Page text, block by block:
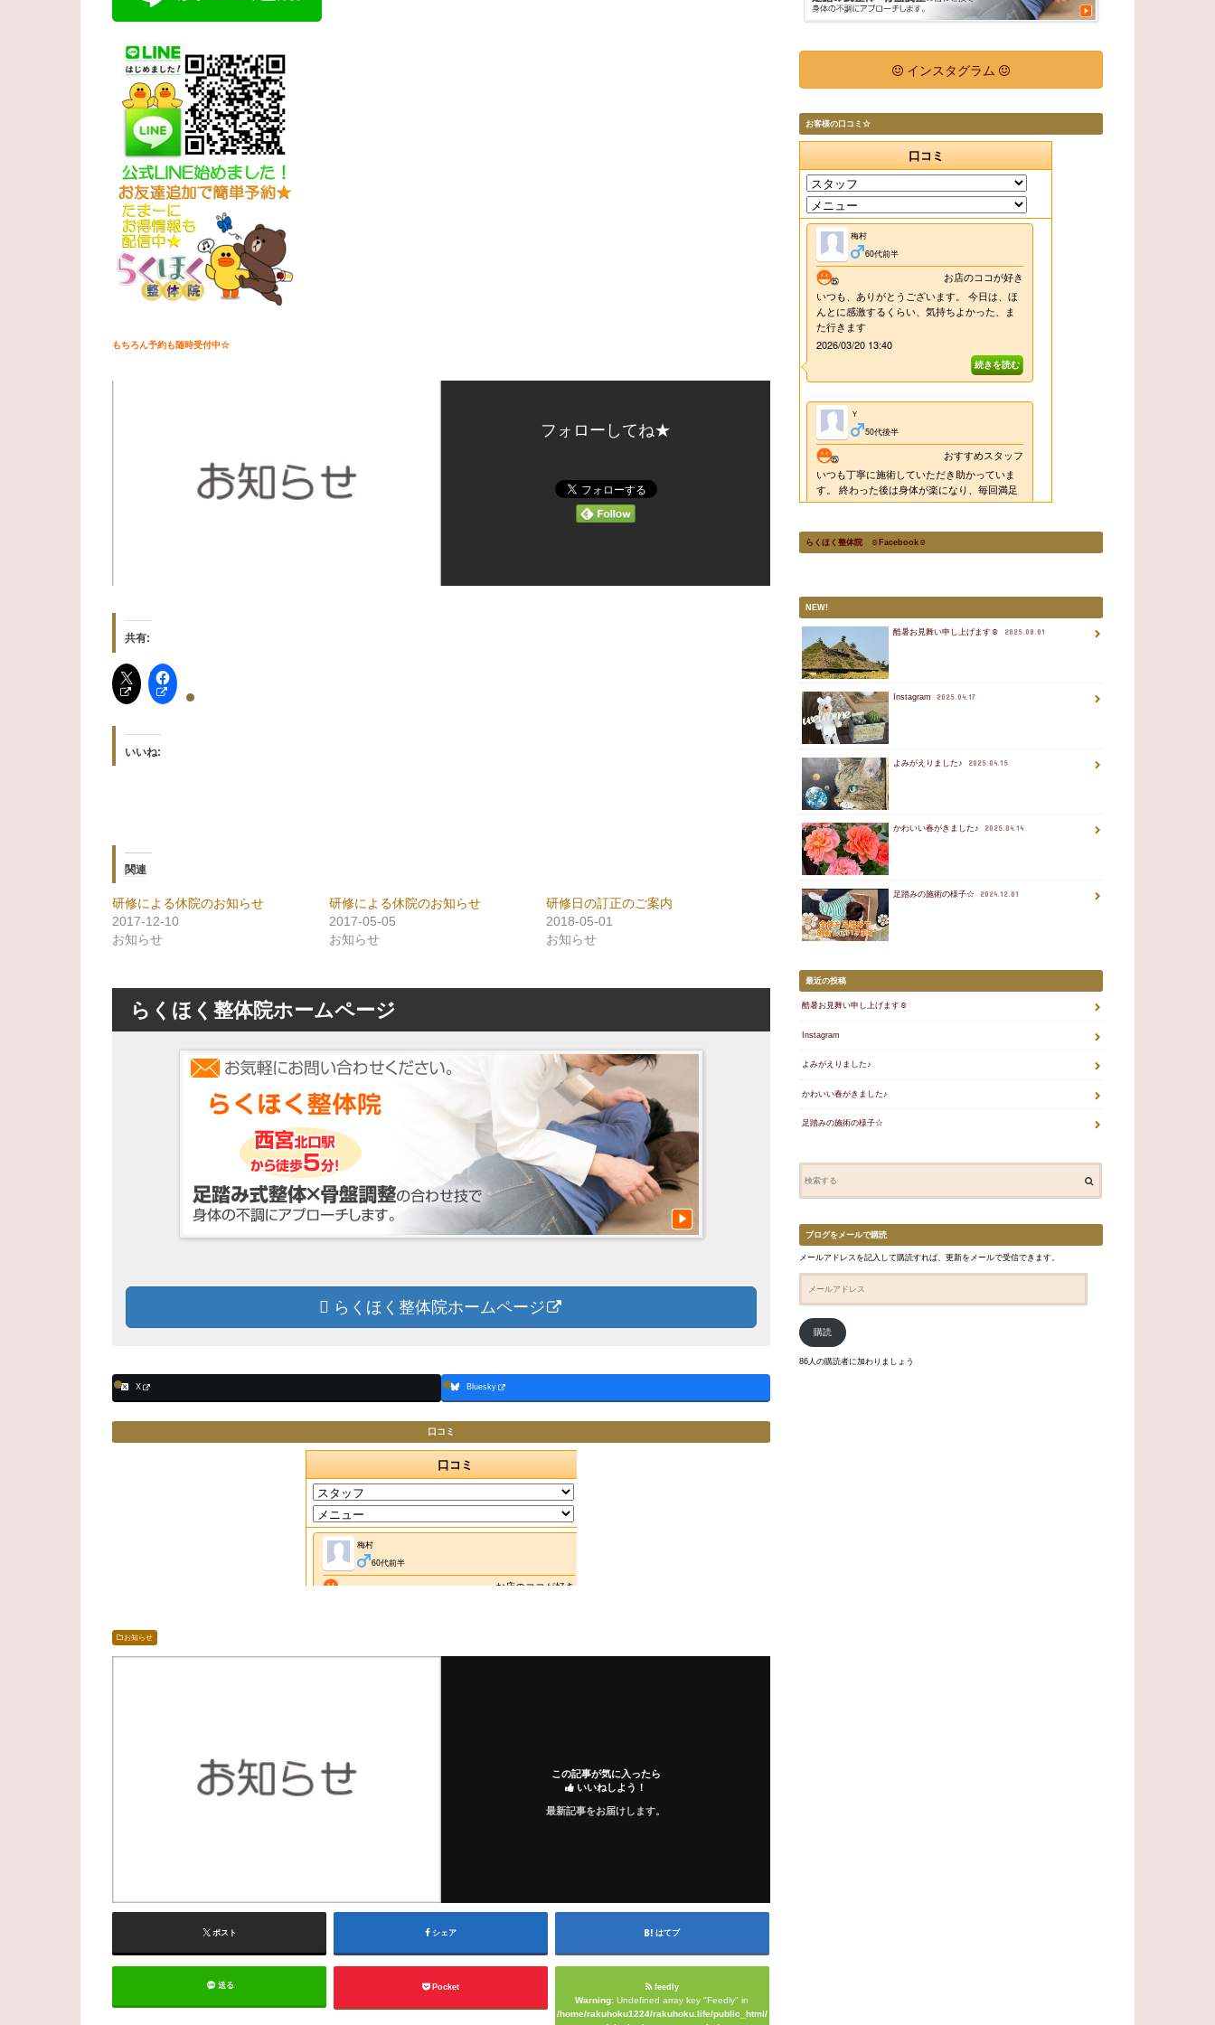
もちろん予約も随時受付中☆
フォローしてね★
共有:
いいね:
関連
研修による休院のお知らせ
2017-12-10
お知らせ
研修による休院のお知らせ
2017-05-05
お知らせ
研修日の訂正のご案内
2018-05-01
お知らせ
らくほく整体院ホームページ
らくほく整体院ホームページ
X Bluesky
口コミ
お知らせ
この記事が気に入ったら
いいねしよう！
最新記事をお届けします。
ポスト シェア はてブ
送る Pocket feedly
Warning: Undefined array key "Feedly" in
/home/rakuhoku1224/rakuhoku.life/public_html/
インスタグラム
お客様の口コミ☆
らくほく整体院 ☺Facebook☺
NEW!
酷暑お見舞い申し上げます☺ 2025.08.01
Instagram 2025.04.17
よみがえりました♪ 2025.04.15
かわいい春がきました♪ 2025.04.14
足踏みの施術の様子☆ 2024.12.01
最近の投稿
酷暑お見舞い申し上げます☺
Instagram
よみがえりました♪
かわいい春がきました♪
足踏みの施術の様子☆
ブログをメールで購読
メールアドレスを記入して購読すれば、更新をメールで受信できます。
ド
レ
ス
購読
86人の購読者に加わりましょう